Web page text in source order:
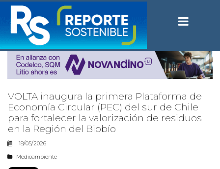
VOLTA inaugura la primera Plataforma de
Economía Circular (PEC) del sur de Chile
para fortalecer la valorización de residuos
en la Región del Biobío
18/05/2026
Medioambiente